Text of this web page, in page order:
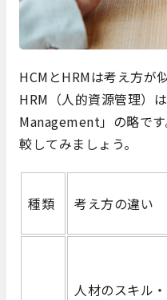
HCMとHRMは考え方が
HRM（人的資源管理）
Management」の略で
較してみましょう。
種類 考え方の違い
人材のスキル